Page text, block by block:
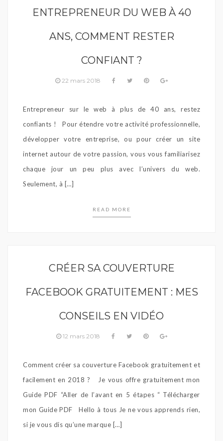
ENTREPRENEUR DU WEB À 40
ANS, COMMENT RESTER
CONFIANT ?
22 mars 2018
Entrepreneur sur le web à plus de 40 ans, restez
confiants ! Pour étendre votre activité professionnelle,
développer votre entreprise, ou pour créer un site
internet autour de votre passion, vous vous familiarisez
chaque jour un peu plus avec l’univers du web.
Seulement, à […]
READ MORE
CRÉER SA COUVERTURE
FACEBOOK GRATUITEMENT : MES
CONSEILS EN VIDÉO
12 mars 2018
Comment créer sa couverture Facebook gratuitement et
facilement en 2018 ? Je vous offre gratuitement mon
Guide PDF “Aller de l’avant en 5 étapes “ Télécharger
mon Guide PDF Hello à tous Je ne vous apprends rien,
si je vous dis qu’une marque […]